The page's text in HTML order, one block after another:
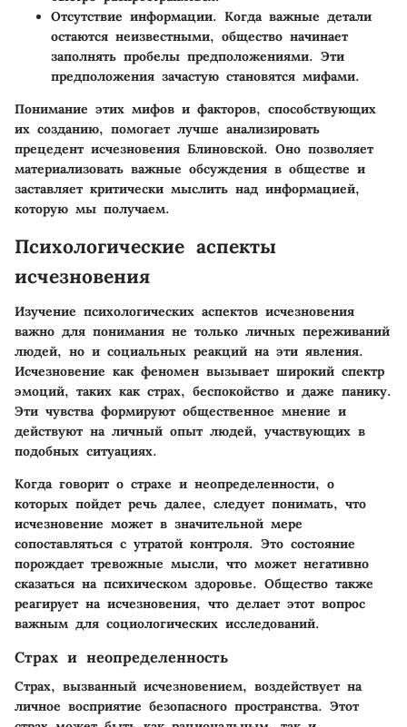
Отсутствие информации. Когда важные детали
остаются неизвестными, общество начинает
заполнять пробелы предположениями. Эти
предположения зачастую становятся мифами.
Понимание этих мифов и факторов, способствующих
их созданию, помогает лучше анализировать
прецедент исчезновения Блиновской. Оно позволяет
материализовать важные обсуждения в обществе и
заставляет критически мыслить над информацией,
которую мы получаем.
Психологические аспекты
исчезновения
Изучение психологических аспектов исчезновения
важно для понимания не только личных переживаний
людей, но и социальных реакций на эти явления.
Исчезновение как феномен вызывает широкий спектр
эмоций, таких как страх, беспокойство и даже панику.
Эти чувства формируют общественное мнение и
действуют на личный опыт людей, участвующих в
подобных ситуациях.
Когда говорит о страхе и неопределенности, о
которых пойдет речь далее, следует понимать, что
исчезновение может в значительной мере
сопоставляться с утратой контроля. Это состояние
порождает тревожные мысли, что может негативно
сказаться на психическом здоровье. Общество также
реагирует на исчезновения, что делает этот вопрос
важным для социологических исследований.
Страх и неопределенность
Страх, вызванный исчезновением, воздействует на
личное восприятие безопасного пространства. Этот